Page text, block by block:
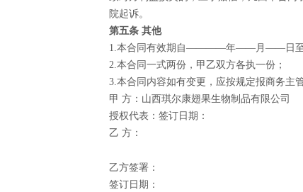
院起诉。
第五条 其他
1.本合同有效期自————年——月——
2.本合同一式两份，甲乙双方各执一份；
3.本合同内容如有变更，应按规定报商务主
甲 方：山西琪尔康翅果生物制品有限公司
授权代表： 签订日期：
乙 方：
乙方签署：
签订日期：